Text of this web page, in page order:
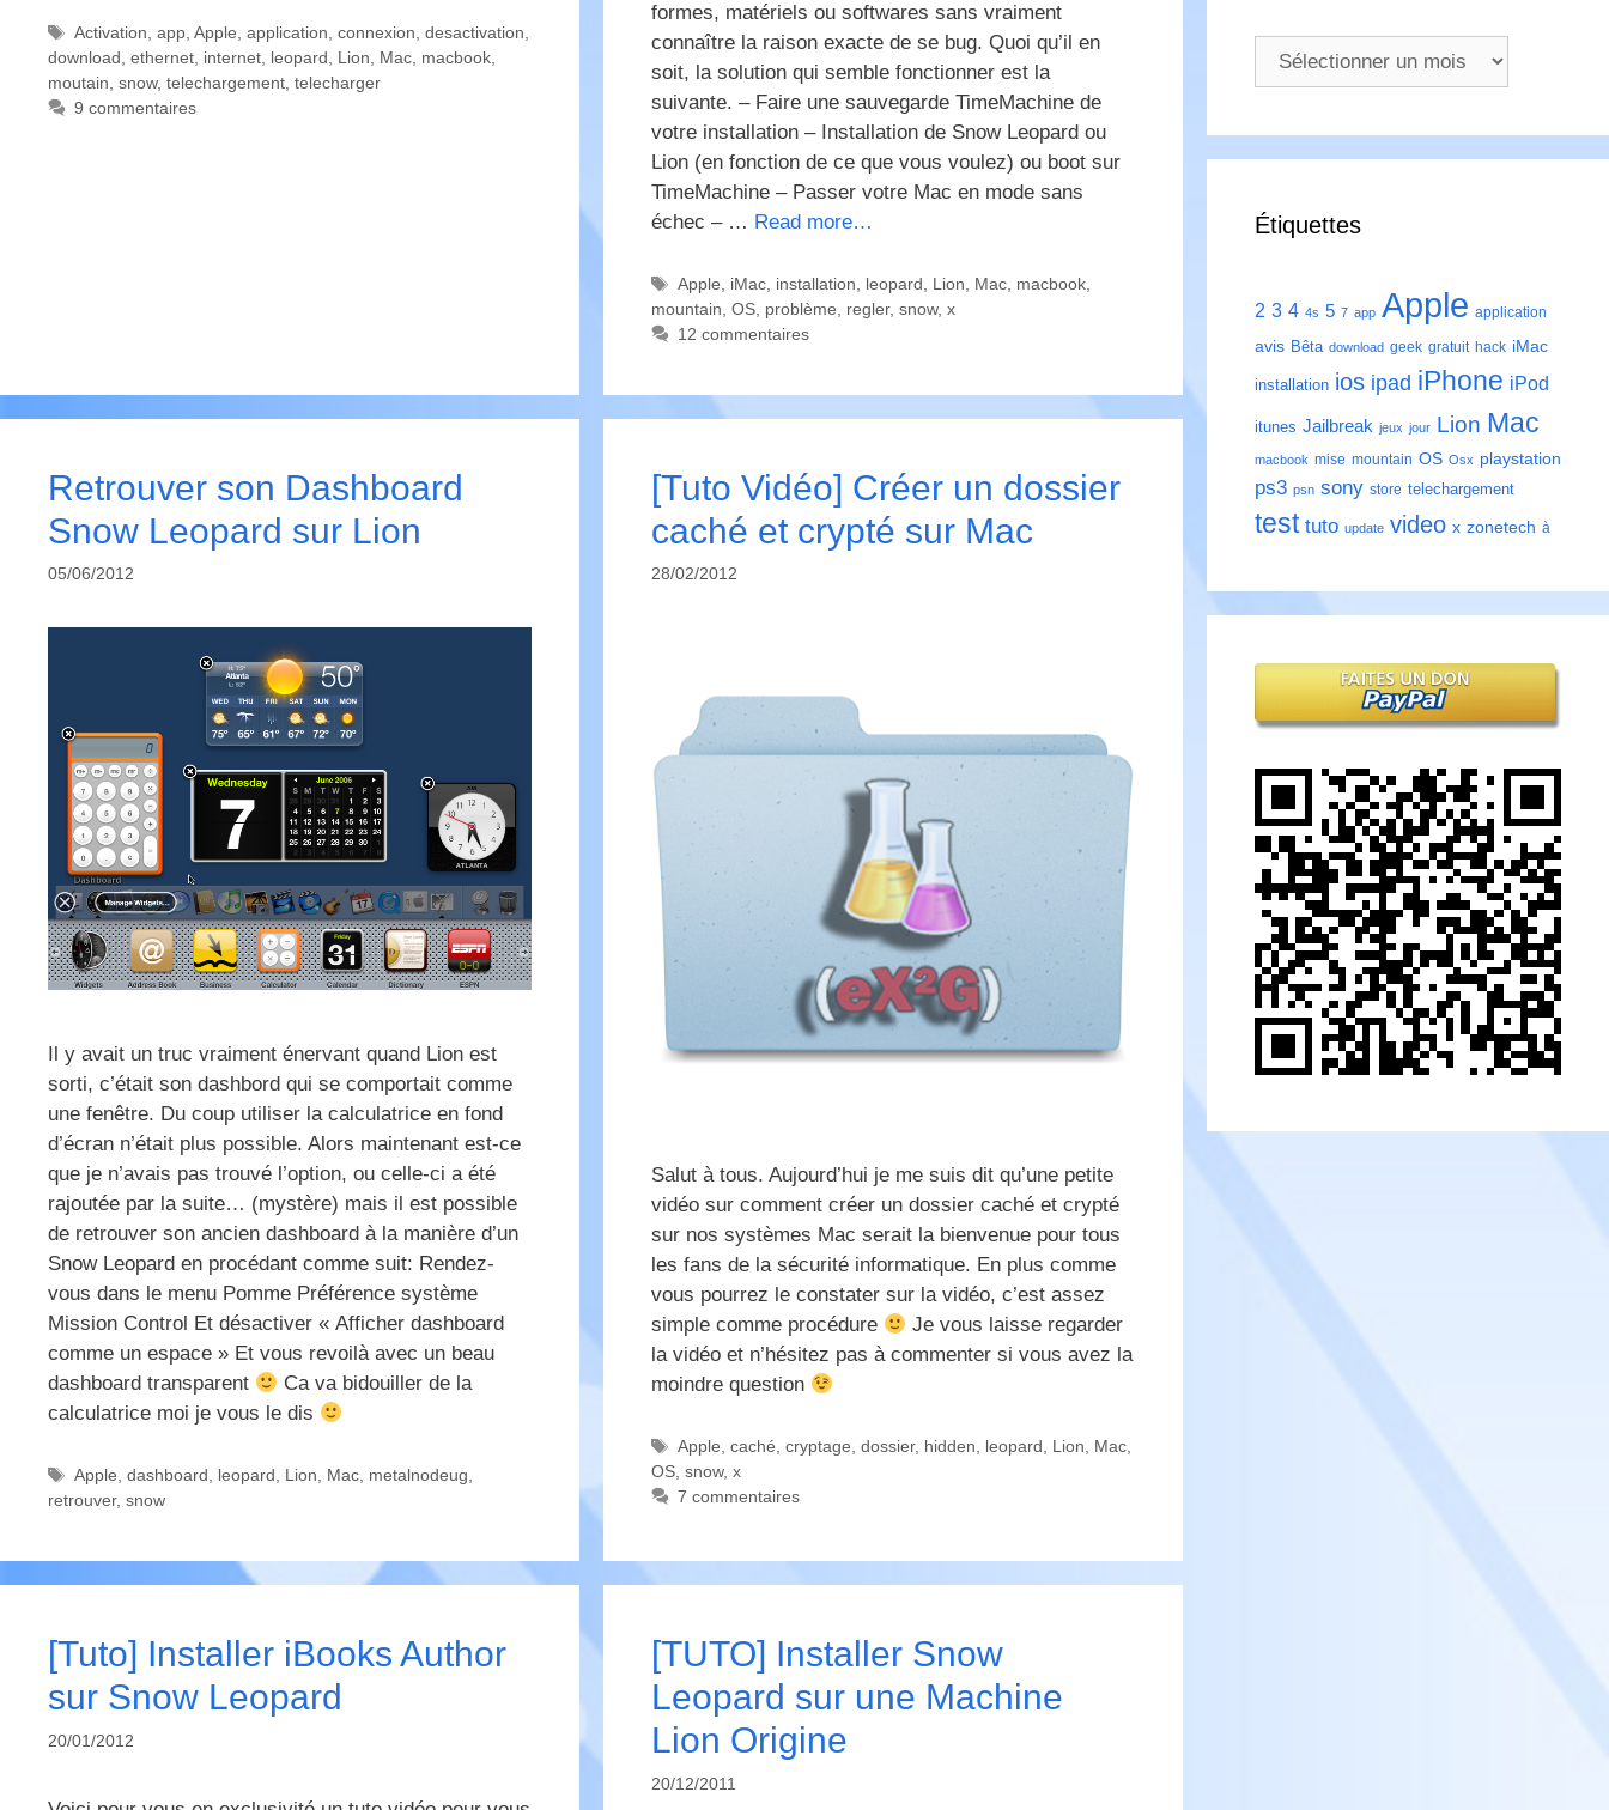
Étiquettes
Activation, app, Apple, application, connexion, desactivation,
download, ethernet, internet, leopard, Lion, Mac, macbook,
moutain, snow, telechargement, telecharger
9 commentaires
formes, matériels ou softwares sans vraiment
connaître la raison exacte de se bug. Quoi qu’il en
soit, la solution qui semble fonctionner est la
suivante. – Faire une sauvegarde TimeMachine de
votre installation – Installation de Snow Leopard ou
Lion (en fonction de ce que vous voulez) ou boot sur
TimeMachine – Passer votre Mac en mode sans
échec – … Read more…
Étiquettes
Apple, iMac, installation, leopard, Lion, Mac, macbook,
mountain, OS, problème, regler, snow, x
12 commentaires
Retrouver son Dashboard
Snow Leopard sur Lion
05/06/2012
Il y avait un truc vraiment énervant quand Lion est
sorti, c’était son dashbord qui se comportait comme
une fenêtre. Du coup utiliser la calculatrice en fond
d’écran n’était plus possible. Alors maintenant est-ce
que je n’avais pas trouvé l’option, ou celle-ci a été
rajoutée par la suite… (mystère) mais il est possible
de retrouver son ancien dashboard à la manière d’un
Snow Leopard en procédant comme suit: Rendez-
vous dans le menu Pomme Préférence système
Mission Control Et désactiver « Afficher dashboard
comme un espace » Et vous revoilà avec un beau
dashboard transparent
Ca va bidouiller de la
calculatrice moi je vous le dis
Étiquettes
Apple, dashboard, leopard, Lion, Mac, metalnodeug,
retrouver, snow
[Tuto Vidéo] Créer un dossier
caché et crypté sur Mac
28/02/2012
Salut à tous. Aujourd’hui je me suis dit qu’une petite
vidéo sur comment créer un dossier caché et crypté
sur nos systèmes Mac serait la bienvenue pour tous
les fans de la sécurité informatique. En plus comme
vous pourrez le constater sur la vidéo, c’est assez
simple comme procédure
Je vous laisse regarder
la vidéo et n’hésitez pas à commenter si vous avez la
moindre question
Étiquettes
Apple, caché, cryptage, dossier, hidden, leopard, Lion, Mac,
OS, snow, x
7 commentaires
[Tuto] Installer iBooks Author
sur Snow Leopard
20/01/2012
[TUTO] Installer Snow
Leopard sur une Machine
Lion Origine
20/12/2011
Archives
Étiquettes
2 3 4 4s 5 7 app Apple application
avis Bêta download geek gratuit hack iMac
installation ios ipad iPhone iPod
itunes Jailbreak jeux jour Lion Mac
macbook mise mountain OS Osx playstation
ps3 psn sony store telechargement
test tuto update video x zonetech à